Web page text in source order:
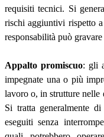
requisiti tecnici. Si
rischi aggiuntivi rispetto
responsabilità può
Appalto promiscuo: gli
impegnate una o più
lavoro o, in strutture nelle
Si tratta generalmente
eseguiti senza